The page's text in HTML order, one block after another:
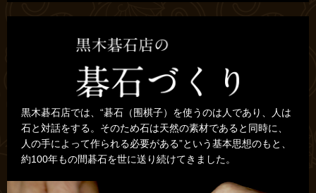
黒木碁石店では、“碁石（围棋子）を使うのは人であり、人は
石と対話をする。そのため石は天然の素材であると同時に、
人の手によって作られる必要がある”という基本思想のもと、
約100年もの間碁石を世に送り続けてきました。